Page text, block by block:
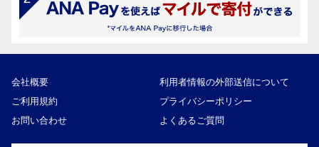
会社概要
利用者情報の外部送信について
ご利用規約
プライバシーポリシー
お問い合わせ
よくあるご質問